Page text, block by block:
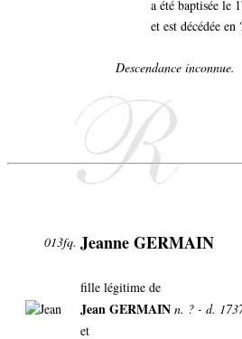
a été baptisée le
et est décédée en
Descendance inconnue.
013fq. Jeanne GERMAIN
fille légitime de
Jean GERMAIN n. ? - d.
et